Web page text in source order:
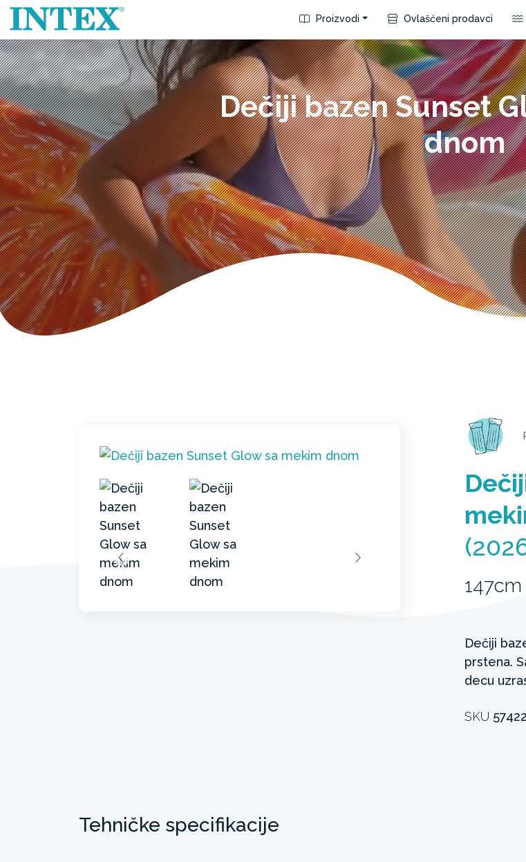
Proizvodi Ovlašćeni prodavci
Dečiji bazen Sunset
dnom
Dečiji
prstena.
decu
SKU
Tehničke specifikacije